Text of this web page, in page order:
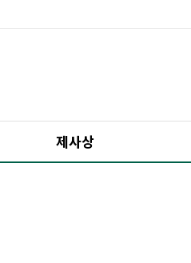
제사상